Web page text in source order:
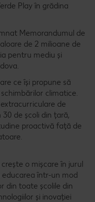
Play în grădina
Memorandumul de
de 2 milioane de
pentru mediu și
ce își propune să
climatice.
de
de școli din țară,
proactivă față de
o mișcare în jurul
într-un mod
din toate școlile din
și inovației